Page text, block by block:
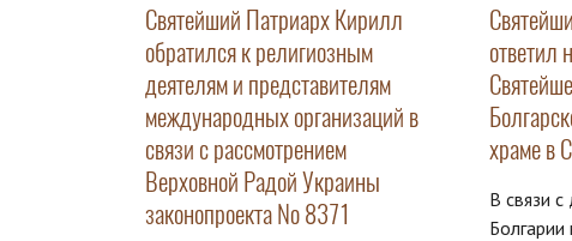
Святейший Патриарх Кирилл
обратился к религиозным
деятелям и представителям
международных организаций в
связи с рассмотрением
Верховной Радой Украины
законопроекта № 8371
ответил
храме в
В связи с
Болгарии